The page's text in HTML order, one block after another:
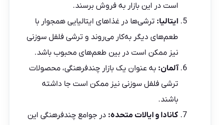
است در این بازار به فروش برسند.
ایتالیا: ترشی‌ها در غذاهای ایتالیایی همجوار با
طعم‌های دیگر به‌کار می‌روند و ترشی فلفل سوزنی
نیز ممکن است در بین طعم‌های محبوب باشد.
آلمان: به عنوان یک بازار چندفرهنگی، محصولات
ترشی فلفل سوزنی نیز ممکن است جا داشته
باشند.
کانادا و ایالات متحده: در جوامع چندفرهنگی این